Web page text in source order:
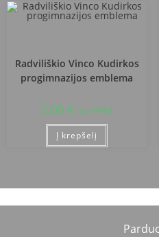
Radviliškio Vinco Kudirkos
progimnazijos emblema
5,00 € su PVM
Į krepšelį